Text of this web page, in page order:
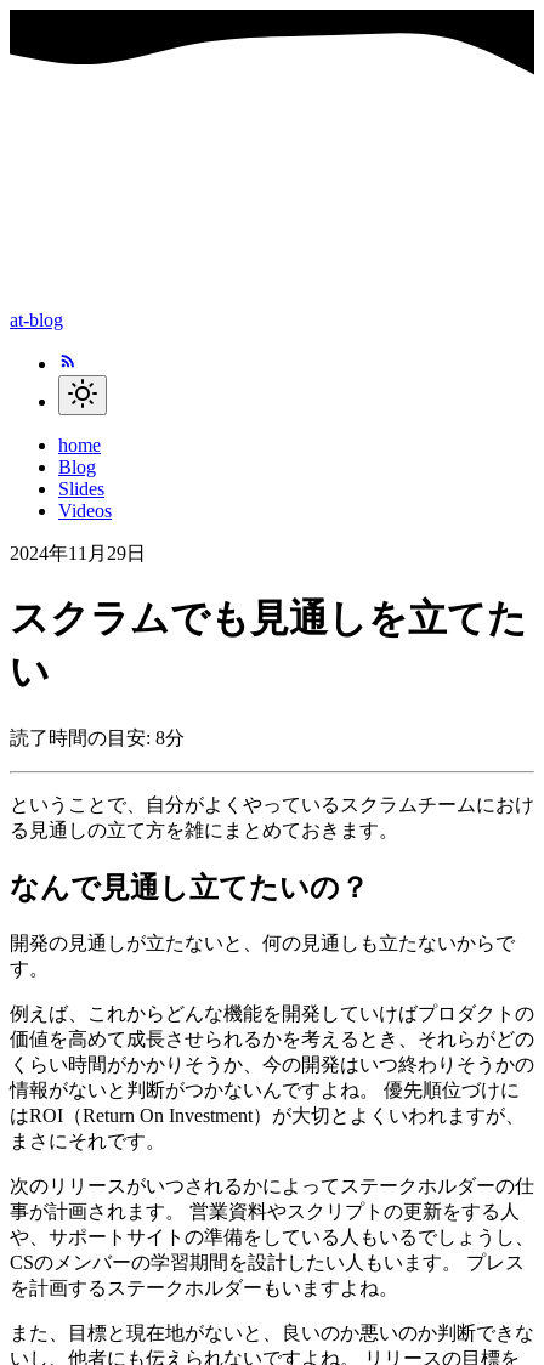
at-blog
home
Blog
Slides
Videos
2024年11月29日
スクラムでも見通しを立てた
い
読了時間の目安: 8分
ということで、自分がよくやっているスクラムチームにおけ
る見通しの立て方を雑にまとめておきます。
なんで見通し立てたいの？
開発の見通しが立たないと、何の見通しも立たないからで
す。
例えば、これからどんな機能を開発していけばプロダクトの
価値を高めて成長させられるかを考えるとき、それらがどの
くらい時間がかかりそうか、今の開発はいつ終わりそうかの
情報がないと判断がつかないんですよね。 優先順位づけに
はROI（Return On Investment）が大切とよくいわれますが、
まさにそれです。
次のリリースがいつされるかによってステークホルダーの仕
事が計画されます。 営業資料やスクリプトの更新をする人
や、サポートサイトの準備をしている人もいるでしょうし、
CSのメンバーの学習期間を設計したい人もいます。 プレス
を計画するステークホルダーもいますよね。
また、目標と現在地がないと、良いのか悪いのか判断できな
いし、他者にも伝えられないですよね。 リリースの目標を